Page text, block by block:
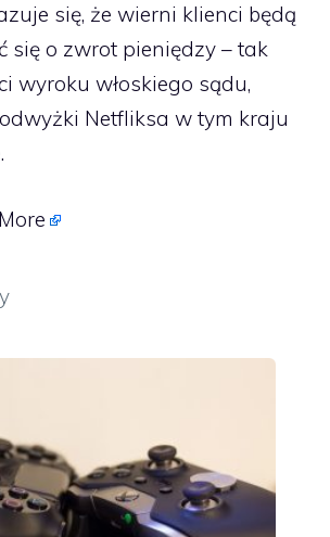
się, że wierni klienci będą
się o zwrot pieniędzy – tak
wyroku włoskiego sądu,
Netfliksa w tym kraju